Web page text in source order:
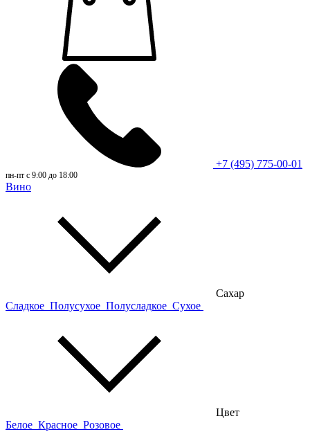
+7 (495) 775-00-01
пн-пт с 9:00 до 18:00
Вино
Сахар
Сладкое Полусухое Полусладкое Сухое
Цвет
Белое Красное Розовое